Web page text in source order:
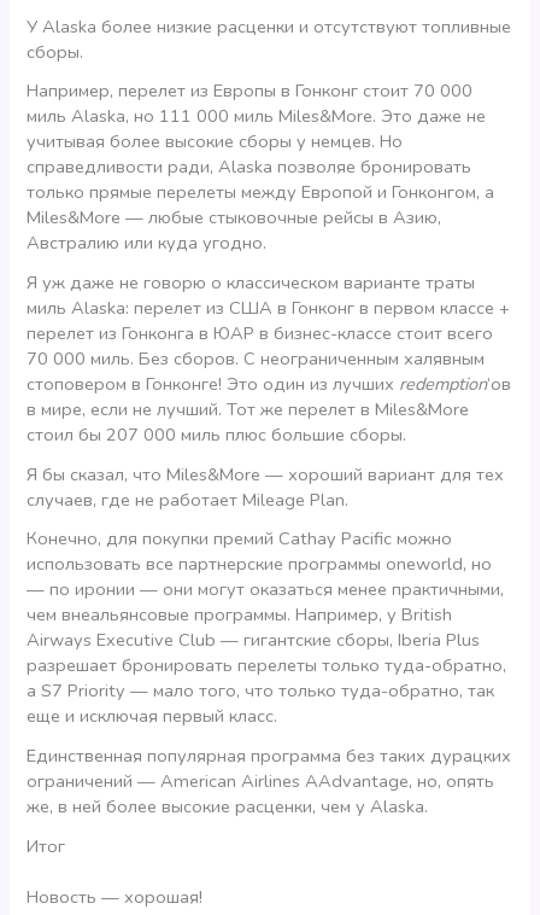
У Alaska более низкие расценки и отсутствуют топливные
сборы.
Например, перелет из Европы в Гонконг стоит 70 000
миль Alaska, но 111 000 миль Miles&More. Это даже не
учитывая более высокие сборы у немцев. Но
справедливости ради, Alaska позволяе бронировать
только прямые перелеты между Европой и Гонконгом, а
Miles&More — любые стыковочные рейсы в Азию,
Австралию или куда угодно.
Я уж даже не говорю о классическом варианте траты
миль Alaska: перелет из США в Гонконг в первом классе +
перелет из Гонконга в ЮАР в бизнес-классе стоит всего
70 000 миль. Без сборов. С неограниченным халявным
стоповером в Гонконге! Это один из лучших redemption‘ов
в мире, если не лучший. Тот же перелет в Miles&More
стоил бы 207 000 миль плюс большие сборы.
Я бы сказал, что Miles&More — хороший вариант для тех
случаев, где не работает Mileage Plan.
Конечно, для покупки премий Cathay Pacific можно
использовать все партнерские программы oneworld, но
— по иронии — они могут оказаться менее практичными,
чем внеальянсовые программы. Например, у British
Airways Executive Club — гигантские сборы, Iberia Plus
разрешает бронировать перелеты только туда-обратно,
а S7 Priority — мало того, что только туда-обратно, так
еще и исключая первый класс.
Единственная популярная программа без таких дурацких
ограничений — American Airlines AAdvantage, но, опять
же, в ней более высокие расценки, чем у Alaska.
Итог
Новость — хорошая!